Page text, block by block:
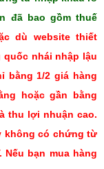
đã bao gồm thuế
dù website thiết
nhái nhập lậu
bằng 1/2 giá hàng
hoặc gần bằng
thu lợi nhuận cao.
không có chứng từ
Nếu bạn mua hàng